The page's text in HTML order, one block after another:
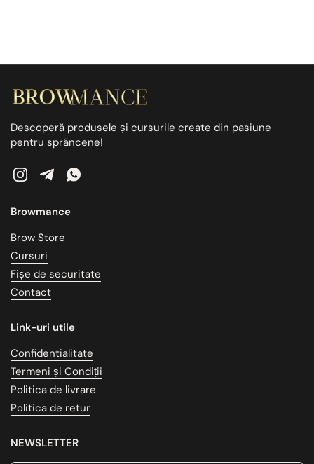
Descoperă produsele și cursurile create din pasiune
pentru sprâncene!
Instagram
TelegramWhatsApp
Browmance
Brow Store
Cursuri
Fișe de securitate
Contact
Link-uri utile
Confidentialitate
Termeni și Condiții
Politica de livrare
Politica de retur
NEWSLETTER